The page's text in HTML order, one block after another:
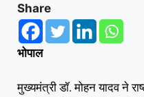
Share
भोपाल
मुख्यमंत्री डॉ. मोहन यादव ने